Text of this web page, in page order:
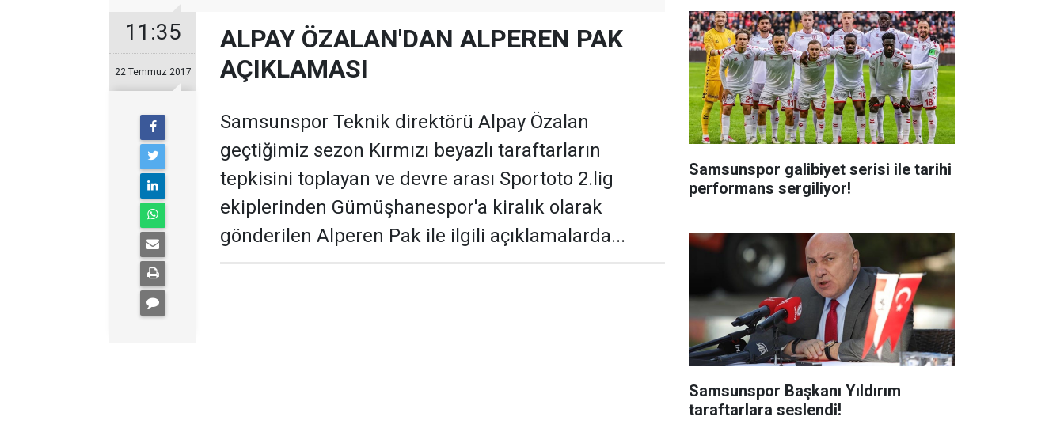
11:35
22 Temmuz 2017
ALPAY ÖZALAN'DAN ALPEREN PAK
AÇIKLAMASI
Samsunspor Teknik direktörü Alpay Özalan
geçtiğimiz sezon Kırmızı beyazlı taraftarların
tepkisini toplayan ve devre arası Sportoto 2.lig
ekiplerinden Gümüşhanespor'a kiralık olarak
gönderilen Alperen Pak ile ilgili açıklamalarda...
Samsunspor galibiyet serisi ile tarihi
performans sergiliyor!
Samsunspor Başkanı Yıldırım
taraftarlara seslendi!